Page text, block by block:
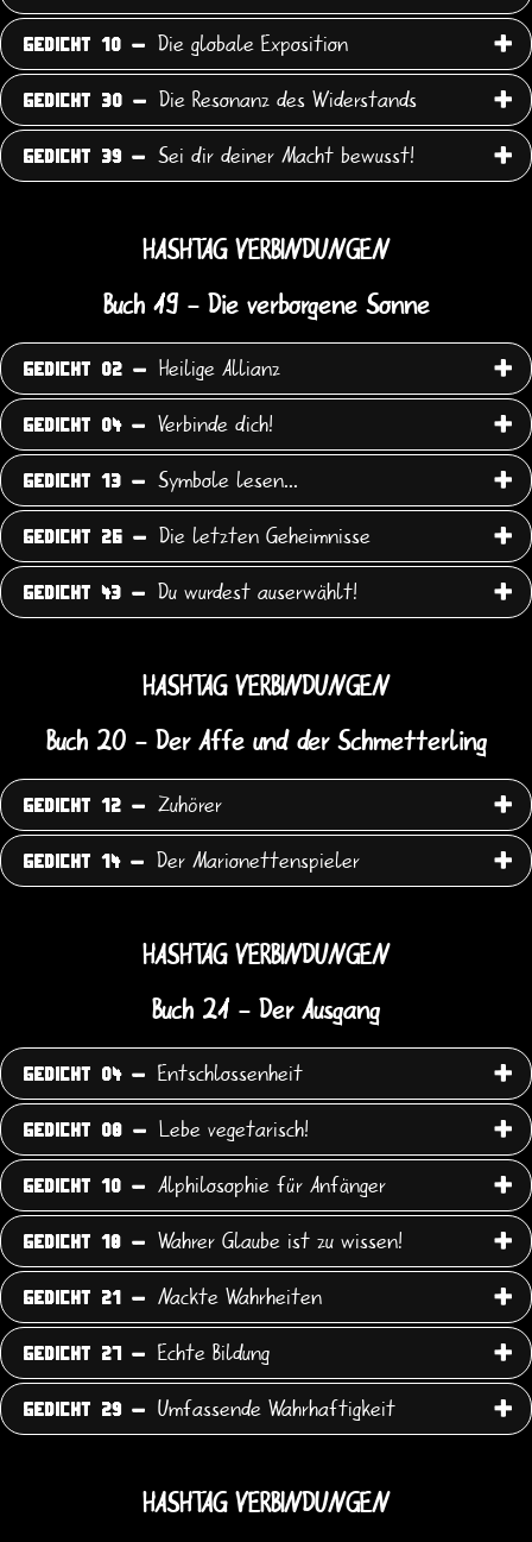
GEDICHT 10 - Die globale Exposition
GEDICHT 30 - Die Resonanz des Widerstands
GEDICHT 39 - Sei dir deiner Macht bewusst!
HASHTAG VERBINDUNGEN
Buch 19 - Die verborgene Sonne
GEDICHT 02 - Heilige Allianz
GEDICHT 04 - Verbinde dich!
GEDICHT 13 - Symbole lesen...
GEDICHT 26 - Die letzten Geheimnisse
GEDICHT 43 - Du wurdest auserwählt!
HASHTAG VERBINDUNGEN
Buch 20 - Der Affe und der Schmetterling
GEDICHT 12 - Zuhörer
GEDICHT 14 - Der Marionettenspieler
HASHTAG VERBINDUNGEN
Buch 21 - Der Ausgang
GEDICHT 04 - Entschlossenheit
GEDICHT 08 - Lebe vegetarisch!
GEDICHT 10 - Alphilosophie für Anfänger
GEDICHT 18 - Wahrer Glaube ist zu wissen!
GEDICHT 21 - Nackte Wahrheiten
GEDICHT 27 - Echte Bildung
GEDICHT 29 - Umfassende Wahrhaftigkeit
HASHTAG VERBINDUNGEN